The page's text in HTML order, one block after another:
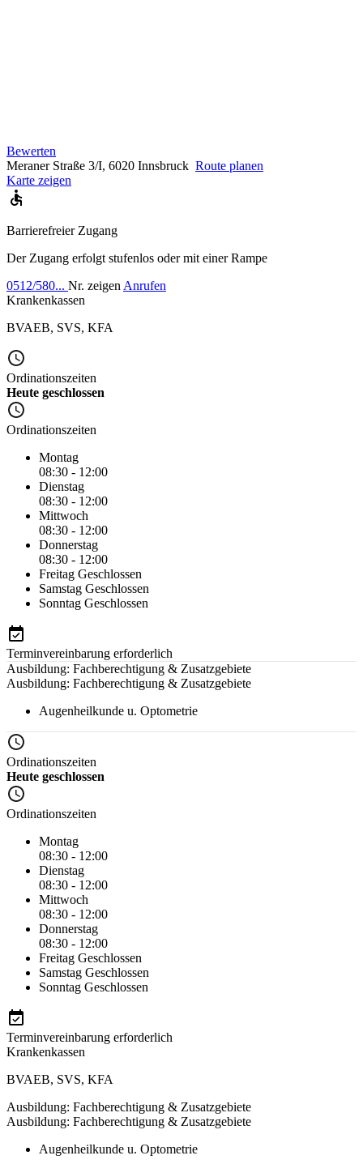
Bewerten
Meraner Straße 3/I, 6020 Innsbruck Route planen
Karte zeigen
Barrierefreier Zugang
Der Zugang erfolgt stufenlos oder mit einer Rampe
0512/580... Nr. zeigen Anrufen
Krankenkassen
BVAEB, SVS, KFA
Ordinationszeiten
Heute geschlossen
Ordinationszeiten
Montag
08:30 - 12:00
Dienstag
08:30 - 12:00
Mittwoch
08:30 - 12:00
Donnerstag
08:30 - 12:00
Freitag Geschlossen
Samstag Geschlossen
Sonntag Geschlossen
Terminvereinbarung erforderlich
Ausbildung: Fachberechtigung & Zusatzgebiete
Ausbildung: Fachberechtigung & Zusatzgebiete
Augenheilkunde u. Optometrie
Ordinationszeiten
Heute geschlossen
Ordinationszeiten
Montag
08:30 - 12:00
Dienstag
08:30 - 12:00
Mittwoch
08:30 - 12:00
Donnerstag
08:30 - 12:00
Freitag Geschlossen
Samstag Geschlossen
Sonntag Geschlossen
Terminvereinbarung erforderlich
Krankenkassen
BVAEB, SVS, KFA
Ausbildung: Fachberechtigung & Zusatzgebiete
Ausbildung: Fachberechtigung & Zusatzgebiete
Augenheilkunde u. Optometrie